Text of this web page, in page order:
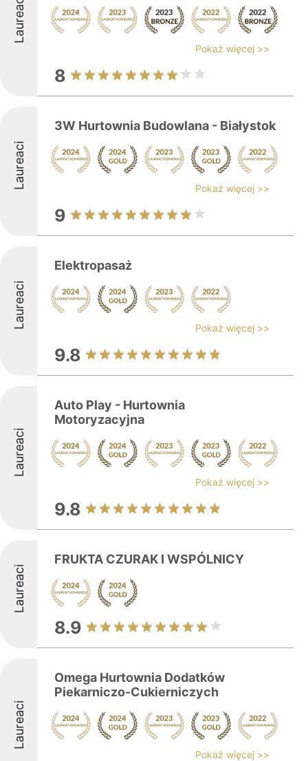
Laureaci
Pokaż więcej >>
8
Laureaci
3W Hurtownia Budowlana - Białystok
Pokaż więcej >>
9
Laureaci
Elektropasaż
Pokaż więcej >>
9.8
Laureaci
Auto Play - Hurtownia
Motoryzacyjna
Pokaż więcej >>
9.8
Laureaci
FRUKTA CZURAK I WSPÓLNICY
8.9
Laureaci
Omega Hurtownia Dodatków
Piekarniczo-Cukierniczych
Pokaż więcej >>